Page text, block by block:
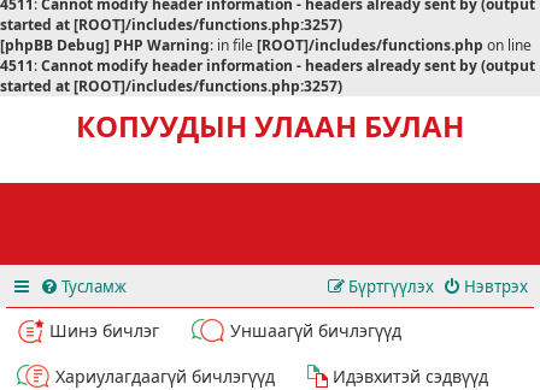
4511:Cannot modify header information - headers already sent by (output
started at [ROOT]/includes/functions.php:3257)
[phpBB Debug] PHP Warning: in file[ROOT]/includes/functions.php on line
4511:Cannot modify header information - headers already sent by (output
started at [ROOT]/includes/functions.php:3257)
КОПУУДЫН УЛААН БУЛАН
Тусламж Нэвтрэх
Бүртгүүлэх
Шинэ бичлэг
Уншаагүй бичлэгүүд
Хариулагдаагүй бичлэгүүд
Идэвхитэй сэдвүүд